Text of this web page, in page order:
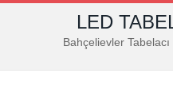
LED
Bahçelievler